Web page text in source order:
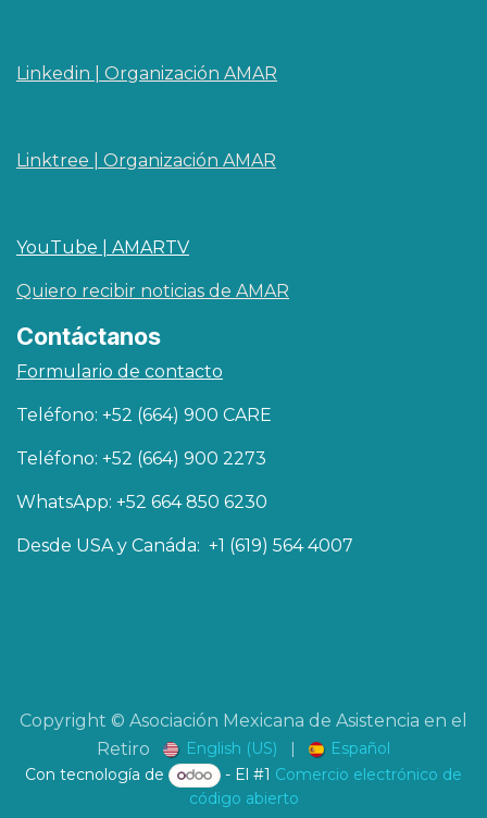
Linkedin | O​rganización AMAR
Linktree | Organización AMAR
YouTube | AMARTV
Quiero recibir noticias de AMAR
Contáctanos
Formulario de contacto
Teléfono: +52 (664) 900 CARE
Teléfono: +52 (664) 900 2273
WhatsApp: +52 664 850 6230
Desde USA y Canáda: +1 (619) 564 4007
Copyright © Asociación Mexicana de Asistencia en el
Retiro
English (US) |
Español
Con tecnología de
- El #1 Comercio electrónico de
código abierto